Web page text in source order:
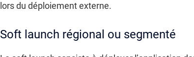
lors du déploiement externe.
Soft launch régional ou segmenté